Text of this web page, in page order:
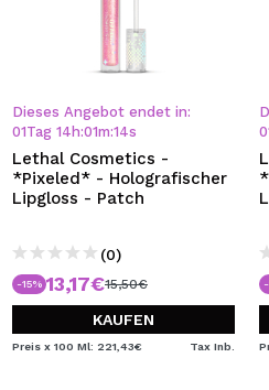
Dieses Angebot endet in:
01Tag 14 h:01m:13s
Lethal Cosmetics -
*Pixeled* - Holografischer
Lipgloss - Patch
(0)
-15% 13,17€15,50€
KAUFEN
Preis x 100 Ml: 221,43€ Tax Inb.